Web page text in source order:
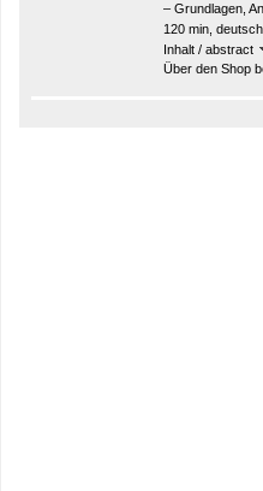
– Grundlagen,
120 min, deutsch
Inhalt / abstract
Über den Shop